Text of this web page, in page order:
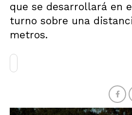
que se desarrollará en
turno sobre una
metros.